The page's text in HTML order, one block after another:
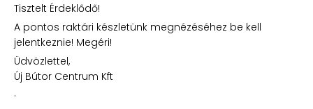
Tisztelt Érdeklődő!
A pontos raktári készletünk megnézéséhez be kell
jelentkeznie! Megéri!
Üdvözlettel,
Új Bútor Centrum Kft
.